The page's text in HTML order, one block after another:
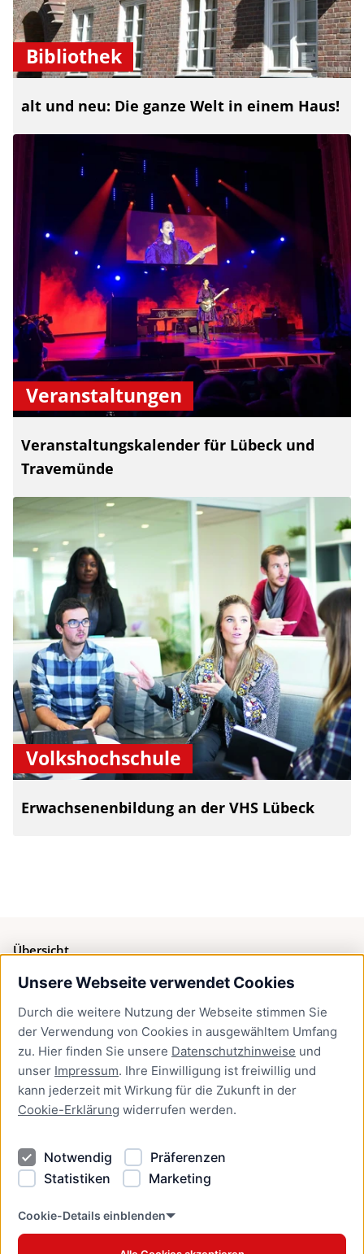
Unsere Webseite verwendet Cookies
Durch die weitere Nutzung der Webseite stimmen Sie
der Verwendung von Cookies in ausgewähltem Umfang
zu. Hier finden Sie unsere Datenschutzhinweise und
unser Impressum. Ihre Einwilligung ist freiwillig und
kann jederzeit mit Wirkung für die Zukunft in der
Cookie-Erklärung widerrufen werden.
Notwendig
Präferenzen
Statistiken
Marketing
Cookie-Details einblenden
Bibliothek
alt und neu: Die ganze Welt in einem Haus!
Veranstaltungen
Veranstaltungskalender für Lübeck und
Travemünde
Volkshochschule
Erwachsenenbildung an der VHS Lübeck
Übersicht
Bürgerservice
Presse
Newsletter Lübeck:kompakt
Kontakt
Kontakt
Datenschutzhinweise
Barrierefreiheit
Cookie Erklärung